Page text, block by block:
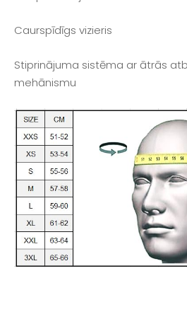
Caurspīdīgs vizieris
Stiprinājuma sistēma ar ātrās
mehānismu